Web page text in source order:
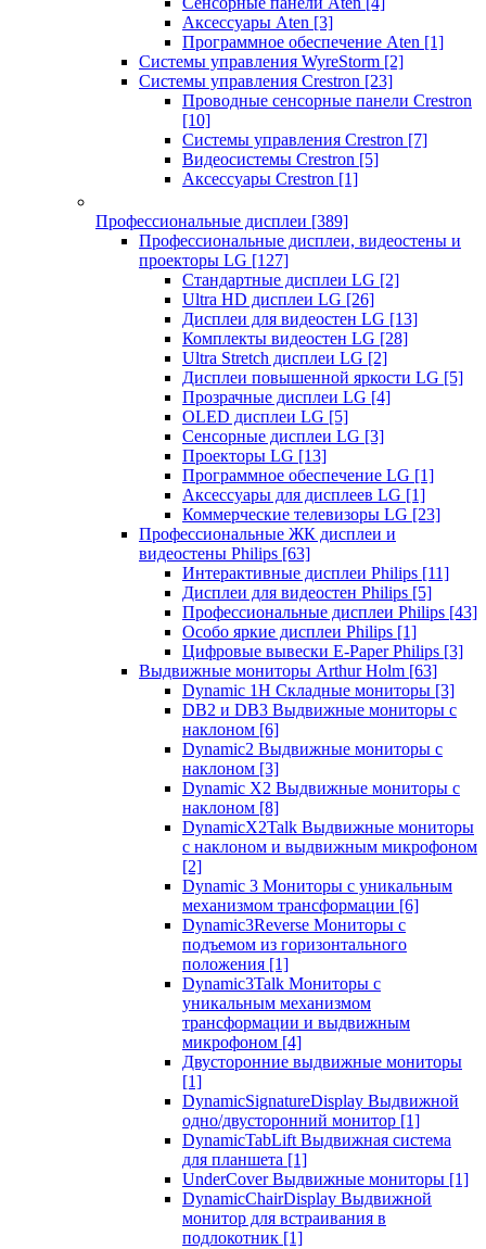
Аксессуары Aten [3]
Программное обеспечение Aten [1]
Системы управления WyreStorm [2]
Системы управления Crestron [23]
Проводные сенсорные панели Crestron
[10]
Системы управления Crestron [7]
Видеосистемы Crestron [5]
Аксессуары Crestron [1]
Профессиональные дисплеи [389]
Профессиональные дисплеи, видеостены и
проекторы LG [127]
Стандартные дисплеи LG [2]
Ultra HD дисплеи LG [26]
Дисплеи для видеостен LG [13]
Комплекты видеостен LG [28]
Ultra Stretch дисплеи LG [2]
Дисплеи повышенной яркости LG [5]
Прозрачные дисплеи LG [4]
OLED дисплеи LG [5]
Сенсорные дисплеи LG [3]
Проекторы LG [13]
Программное обеспечение LG [1]
Аксессуары для дисплеев LG [1]
Коммерческие телевизоры LG [23]
Профессиональные ЖК дисплеи и
видеостены Philips [63]
Интерактивные дисплеи Philips [11]
Дисплеи для видеостен Philips [5]
Профессиональные дисплеи Philips [43]
Особо яркие дисплеи Philips [1]
Цифровые вывески E-Paper Philips [3]
Выдвижные мониторы Arthur Holm [63]
Dynamic 1Н Складные мониторы [3]
DB2 и DB3 Выдвижные мониторы с
наклоном [6]
Dynamic2 Выдвижные мониторы с
наклоном [3]
Dynamic X2 Выдвижные мониторы с
наклоном [8]
DynamicX2Talk Выдвижные мониторы
с наклоном и выдвижным микрофоном
[2]
Dynamic 3 Мониторы с уникальным
механизмом трансформации [6]
Dynamic3Reverse Мониторы с
подъемом из горизонтального
положения [1]
Dynamic3Talk Мониторы с
уникальным механизмом
трансформации и выдвижным
микрофоном [4]
Двусторонние выдвижные мониторы
[1]
DynamicSignatureDisplay Выдвижной
одно/двусторонний монитор [1]
DynamicTabLift Выдвижная система
для планшета [1]
UnderCover Выдвижные мониторы [1]
DynamicChairDisplay Выдвижной
монитор для встраивания в
подлокотник [1]